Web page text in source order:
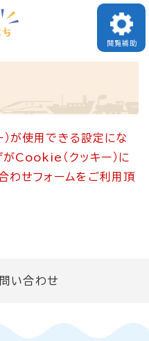
して本文へ
閲覧補助
い合わせ
が使用できる設定にな
がCookie（クッキー）に
わせフォームをご利用頂